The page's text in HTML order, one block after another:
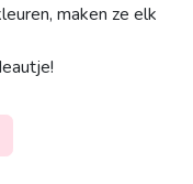
maken ze elk